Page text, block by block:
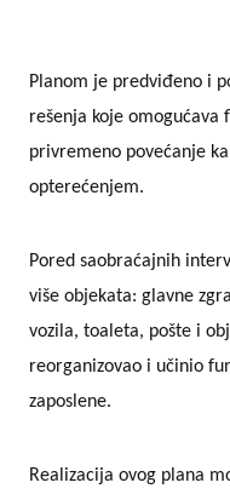
Planom je predviđeno i
rešenja koje omogućava
privremeno povećanje
opterećenjem.
Pored saobraćajnih
više objekata: glavne
vozila, toaleta, pošte i
reorganizovao i učinio
zaposlene.
Realizacija ovog plana